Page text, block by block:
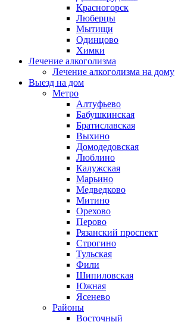
Красногорск
Люберцы
Мытищи
Одинцово
Химки
Лечение алкоголизма
Лечение алкоголизма на дому
Выезд на дом
Метро
Алтуфьево
Бабушкинская
Братиславская
Выхино
Домодедовская
Люблино
Калужская
Марьино
Медведково
Митино
Орехово
Перово
Рязанский проспект
Строгино
Тульская
Фили
Шипиловская
Южная
Ясенево
Районы
Восточный